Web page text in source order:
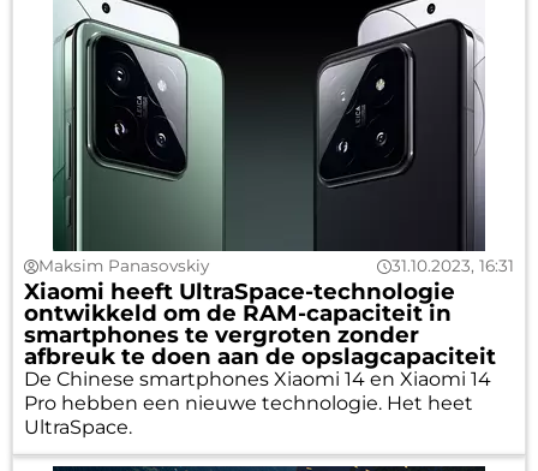
Maksim Panasovskiy 31.10.2023, 16:31
Xiaomi heeft UltraSpace-technologie
ontwikkeld om de RAM-capaciteit in
smartphones te vergroten zonder
afbreuk te doen aan de opslagcapaciteit
De Chinese smartphones Xiaomi 14 en Xiaomi 14
Pro hebben een nieuwe technologie. Het heet
UltraSpace.